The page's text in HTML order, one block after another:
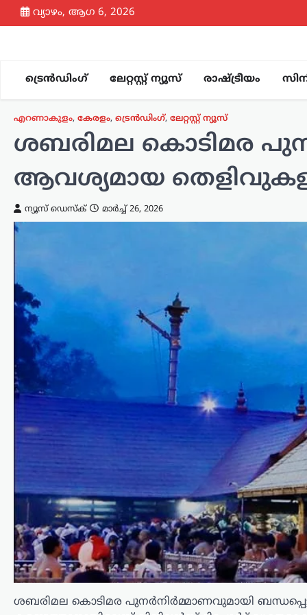
Skip
to
വ്യാഴം, ആഗ 6, 2026
ട്രെൻഡിംഗ് ലേറ്റസ്റ്റ് ന്യൂസ് രാഷ്ട്രീയം
എറണാകുളം, കേരളം, ട്രെൻഡിംഗ്, ലേറ്റസ്റ്റ് ന്യൂസ്
ശബരിമല കൊടിമര
ആവശ്യമായ
ന്യൂസ് ഡെസ്ക് മാർച്ച്‌ 26, 2026
ശബരിമല കൊടിമര പുനർനിർമ്മാണവുമായി
‘നല്ലത് ചെയ്താൽ
ആരായാലും
പ്രശംസിക്കും’; ‘സംഘി’
വിമർശനങ്ങൾക്ക്
മറുപടിയുമായി ആർ.
മാധവൻ
ന്യൂസ് ഡെസ്ക് ഓഗസ്റ്റ്‌ 6, 2026
സോഷ്യൽ മീഡിയയിൽ തനിക്കെതിരെ
ഉയരുന്ന ‘സംഘി’ (ആർഎസ്എസ്
അനുകൂലി) എന്ന വിമർശനങ്ങൾക്ക്
വ്യക്തമായ മറുപടിയുമായി നടൻ ആർ.
മാധവൻ. രാഷ്ട്രീയപരമായ ലേബലുകൾ
തന്നെ ബാധിക്കാറില്ലെന്നും,
ജനാധിപത്യപരമായി
തിരഞ്ഞെടുക്കപ്പെട്ട…
അന്താരാഷ്ട്രം,ട്രെൻഡിംഗ്, ലേറ്റസ്റ്റ് ന്യൂസ്
അലി ഖമേനിയുടെ
മരണത്തിന് പിന്നാലെ
രാജ്യം തകരുമെന്ന്